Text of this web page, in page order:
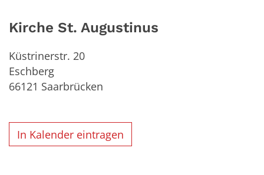
Kirche St. Augustinus
Küstrinerstr. 20
Eschberg
66121 Saarbrücken
In Kalender eintragen